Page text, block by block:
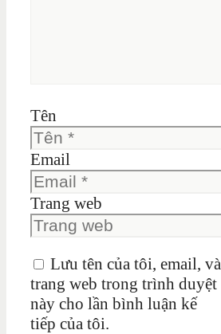
Tên
Email
Trang web
Lưu tên của tôi, email, và
trang web trong trình duyệt
này cho lần bình luận kế
tiếp của tôi.